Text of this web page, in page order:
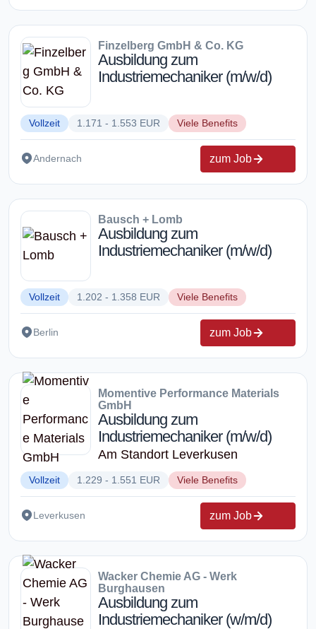
Finzelberg GmbH & Co. KG
Ausbildung zum
Industriemechaniker (m/w/d)
Vollzeit 1.171 - 1.553 EUR Viele Benefits
Andernach zum Job
Bausch + Lomb
Ausbildung zum
Industriemechaniker (m/w/d)
Vollzeit 1.202 - 1.358 EUR Viele Benefits
Berlin zum Job
Momentive Performance Materials
GmbH
Ausbildung zum
Industriemechaniker (m/w/d)
Am Standort Leverkusen
Vollzeit 1.229 - 1.551 EUR Viele Benefits
Leverkusen zum Job
Wacker Chemie AG - Werk
Burghausen
Ausbildung zum
Industriemechaniker (w/m/d)